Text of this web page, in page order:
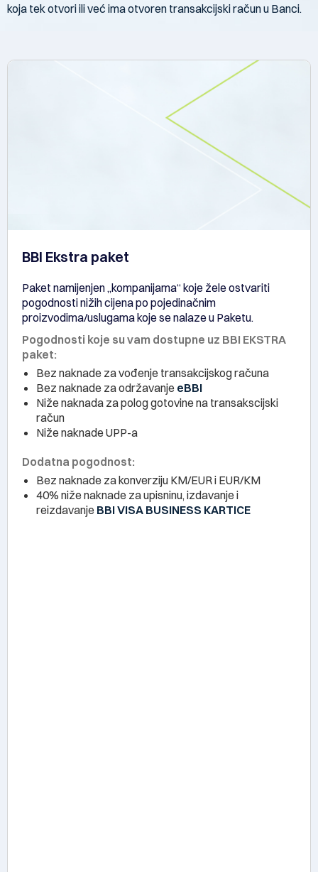
koja tek otvori ili već ima otvoren transakcijski račun u Banci.
BBI Ekstra paket
Paket namijenjen „kompanijama“ koje žele ostvariti
pogodnosti nižih cijena po pojedinačnim
proizvodima/uslugama koje se nalaze u Paketu.
Pogodnosti koje su vam dostupne uz BBI EKSTRA
paket:
Bez naknade za vođenje transakcijskog računa
Bez naknade za održavanje eBBI
Niže naknada za polog gotovine na transakscijski
račun
Niže naknade UPP-a
Dodatna pogodnost:
Bez naknade za konverziju KM/EUR i EUR/KM
40% niže naknade za upisninu, izdavanje i
reizdavanje BBI VISA BUSINESS KARTICE